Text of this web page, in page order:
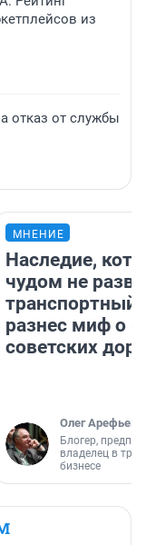
из
отказ от службы
МНЕНИЕ
Наследие,
чудом не
транспортный
разнес миф о
советских
Олег Арефьев
Блогер,
владелец в
бизнесе